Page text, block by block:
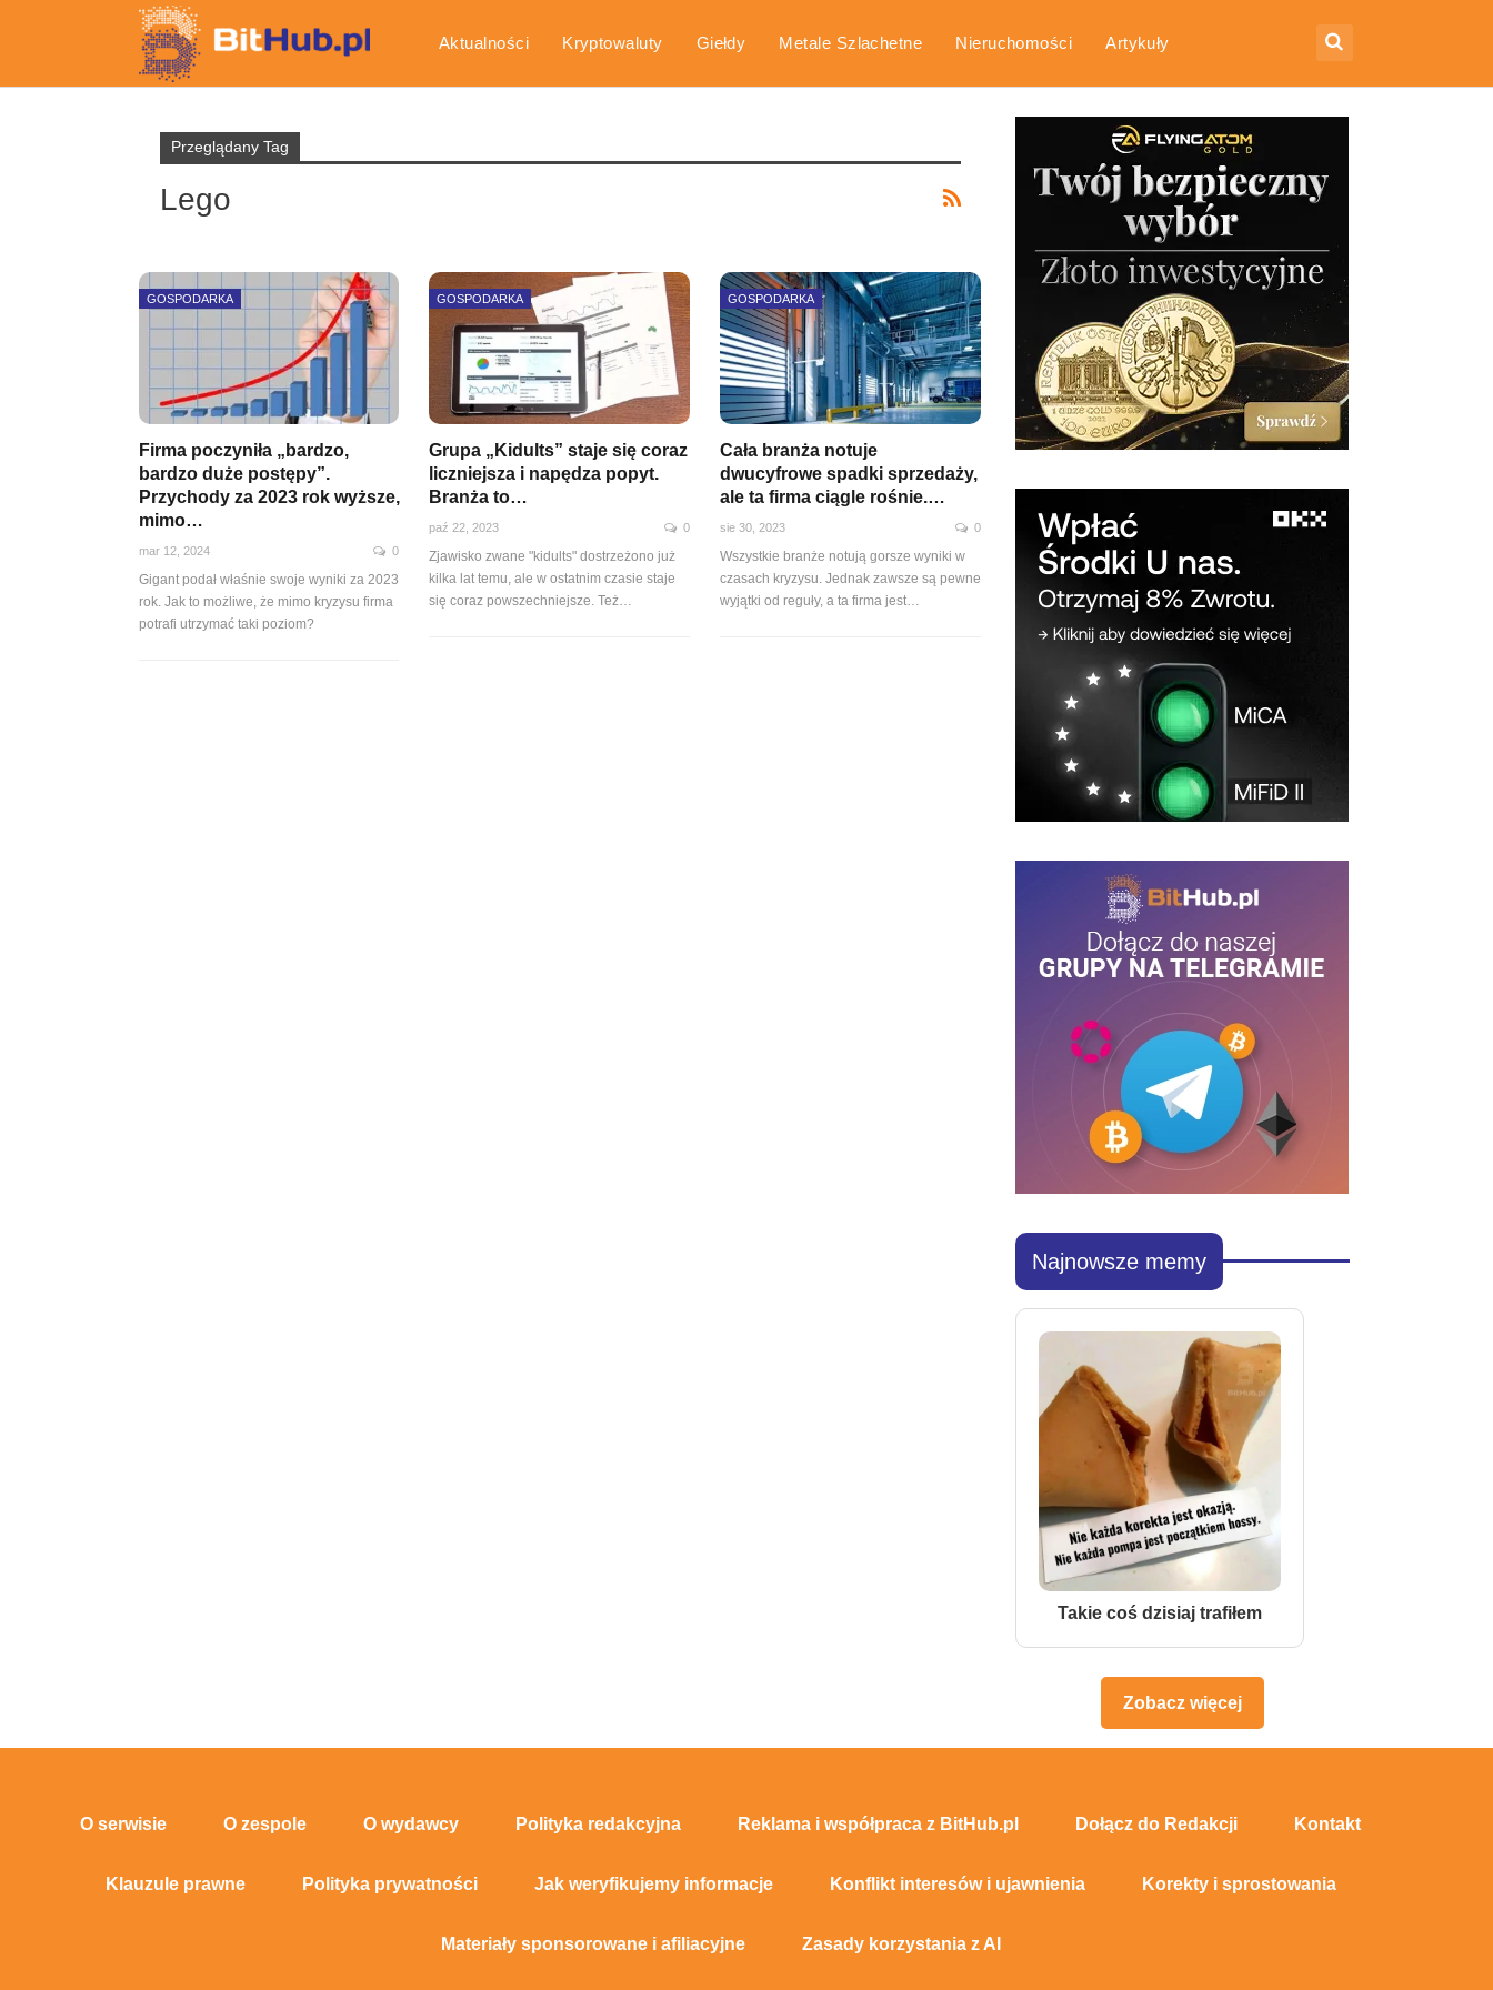
Aktualności Kryptowaluty Giełdy Metale Szlachetne Nieruchomości Artykuły
Przeglądany Tag
Lego
GOSPODARKA
Firma poczyniła „bardzo,
bardzo duże postępy”.
Przychody za 2023 rok wyższe,
mimo…
mar 12, 2024 0
Gigant podał właśnie swoje wyniki za 2023
rok. Jak to możliwe, że mimo kryzysu firma
potrafi utrzymać taki poziom?
GOSPODARKA
Grupa „Kidults” staje się coraz
liczniejsza i napędza popyt.
Branża to…
paź 22, 2023 0
Zjawisko zwane "kidults" dostrzeżono już
kilka lat temu, ale w ostatnim czasie staje
się coraz powszechniejsze. Też…
GOSPODARKA
Cała branża notuje
dwucyfrowe spadki sprzedaży,
ale ta firma ciągle rośnie.…
sie 30, 2023 0
Wszystkie branże notują gorsze wyniki w
czasach kryzysu. Jednak zawsze są pewne
wyjątki od reguły, a ta firma jest…
Najnowsze memy
Takie coś dzisiaj trafiłem
Zobacz więcej
O serwisie O zespole O wydawcy Polityka redakcyjna Reklama i współpraca z BitHub.pl Dołącz do Redakcji Kontakt
Klauzule prawne Polityka prywatności Jak weryfikujemy informacje Konflikt interesów i ujawnienia Korekty i sprostowania
Materiały sponsorowane i afiliacyjne Zasady korzystania z AI